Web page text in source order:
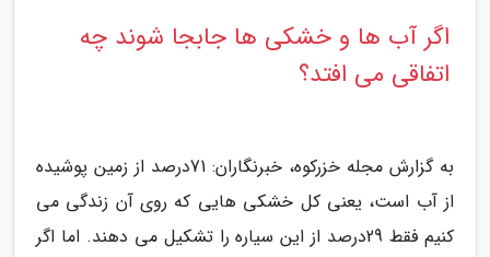
اگر آب ها و خشکی ها جابجا شوند چه
اتفاقی می افتد؟
به گزارش مجله خزرکوه، خبرنگاران: 71درصد از زمین پوشیده
از آب است، یعنی کل خشکی هایی که روی آن زندگی می
کنیم فقط 29درصد از این سیاره را تشکیل می دهند. اما اگر